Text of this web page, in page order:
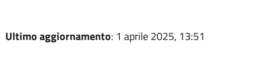
Ultimo aggiornamento: 1 aprile 2025, 13:51